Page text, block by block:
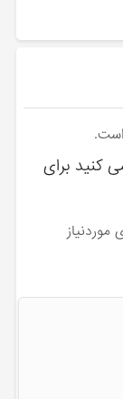
کنید برای